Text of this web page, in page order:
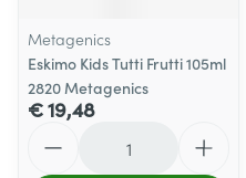
Metagenics
Eskimo Kids Tutti Frutti 105ml
2820 Metagenics
€ 19,48